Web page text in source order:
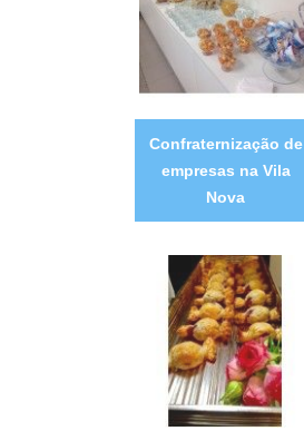
Confraternização de
empresas na Vila
Nova